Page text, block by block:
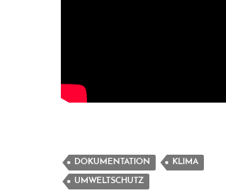
DOKUMENTATION KLIMA
UMWELTSCHUTZ